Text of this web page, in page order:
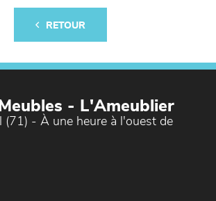
RETOUR
- L'Ameublier
(71) - À une heure à l'ouest de